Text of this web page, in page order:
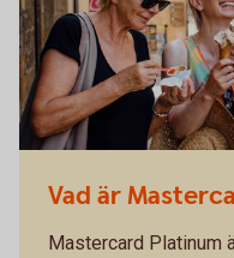
Vad är
Mastercard Platinum